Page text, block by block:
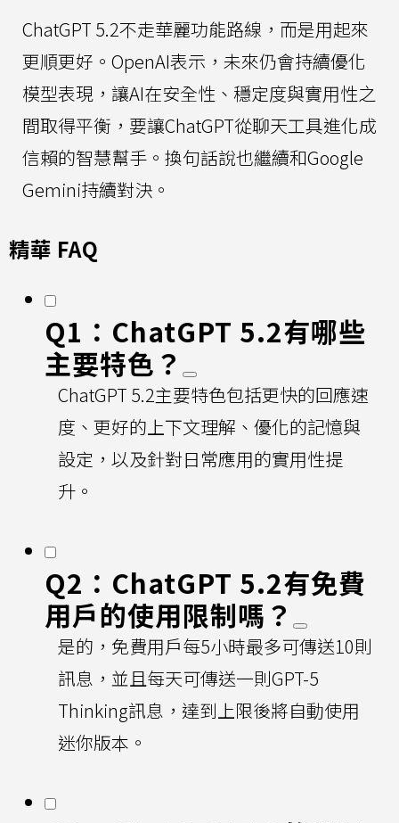
ChatGPT 5.2不走華麗功能路線，而是用起來
更順更好。OpenAI表示，未來仍會持續優化
模型表現，讓AI在安全性、穩定度與實用性之
間取得平衡，要讓ChatGPT從聊天工具進化成
信賴的智慧幫手。換句話說也繼續和Google
Gemini持續對決。
精華 FAQ
Q1：ChatGPT 5.2有哪些
主要特色？
ChatGPT 5.2主要特色包括更快的回應速
度、更好的上下文理解、優化的記憶與
設定，以及針對日常應用的實用性提
升。
Q2：ChatGPT 5.2有免費
用戶的使用限制嗎？
是的，免費用戶每5小時最多可傳送10則
訊息，並且每天可傳送一則GPT-5
Thinking訊息，達到上限後將自動使用
迷你版本。